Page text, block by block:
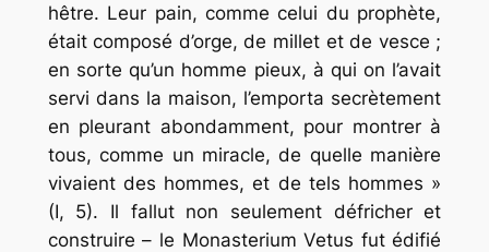
hêtre. Leur pain, comme celui du prophète,
était composé d’orge, de millet et de vesce ;
en sorte qu’un homme pieux, à qui on l’avait
servi dans la maison, l’emporta secrètement
en pleurant abondamment, pour montrer à
tous, comme un miracle, de quelle manière
vivaient des hommes, et de tels hommes »
(I, 5). Il fallut non seulement défricher et
construire – le Monasterium Vetus fut édifié